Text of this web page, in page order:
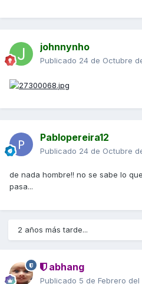
johnnynho
Publicado 24 de Octubre
Pablopereira12
Publicado 24 de Octubre
de nada hombre!! no se sabe lo
pasa...
2 años más tarde...
abhang
Publicado 5 de Febrero del